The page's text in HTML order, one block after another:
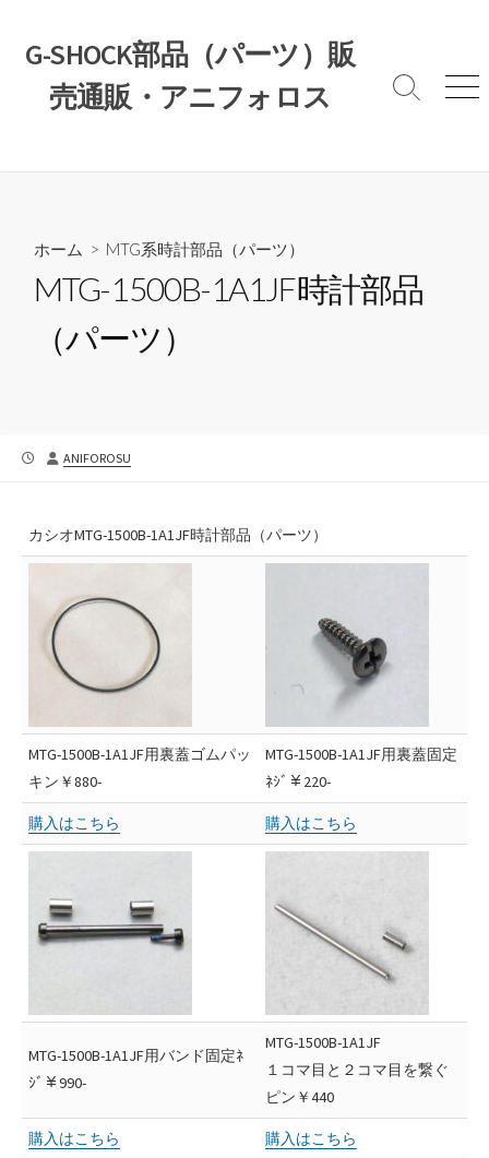
ス
G-SHOCK部品（パーツ）販
売通販・アニフォロス
検
メ
ホーム > MTG系時計部品（パーツ）
MTG-1500B-1A1JF時計部品
（パーツ）
公
投
ANIFOROSU
カシオMTG-1500B-1A1JF時計部品（パーツ）
MTG-1500B-1A1JF用裏蓋ゴムパッ
キン￥880-
MTG-1500B-1A1JF用裏蓋固定
ﾈｼﾞ￥220-
購入はこちら 購入はこちら
MTG-1500B-1A1JF用バンド固定ﾈ
ｼﾞ￥990-
MTG-1500B-1A1JF
１コマ目と２コマ目を繋ぐ
ピン￥440
購入はこちら 購入はこちら